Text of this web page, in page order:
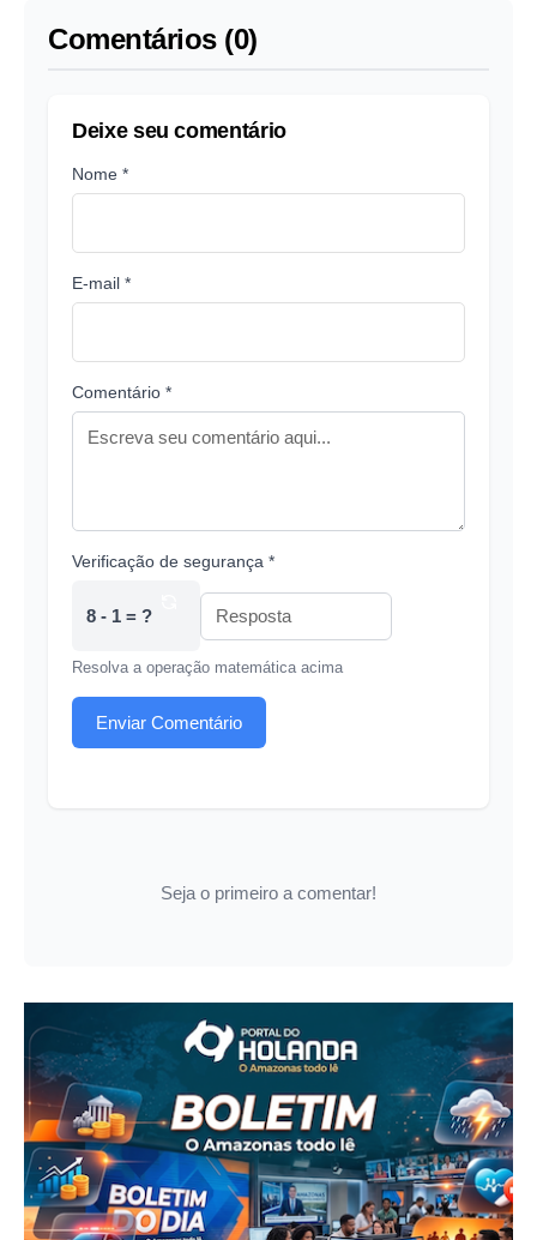
Comentários (0)
Deixe seu comentário
Nome *
E-mail *
Comentário *
Verificação de segurança *
8 - 1 = ?
Resolva a operação matemática acima
Enviar Comentário
Seja o primeiro a comentar!